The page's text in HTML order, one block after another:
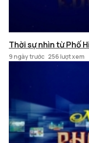
Thời sự nhìn từ Phố
9 ngày trước 256 lượt xem